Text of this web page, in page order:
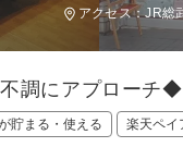
アクセス：JR総
調にアプローチ◆
貯まる・使える 楽天ペイ